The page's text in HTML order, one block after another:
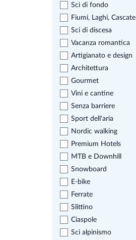
Sci di fondo
Fiumi, Laghi, Cascate
Sci di discesa
Vacanza romantica
Artigianato e design
Architettura
Gourmet
Vini e cantine
Senza barriere
Sport dell'aria
Nordic walking
Premium Hotels
MTB e Downhill
Snowboard
E-bike
Ferrate
Slittino
Ciaspole
Sci alpinismo